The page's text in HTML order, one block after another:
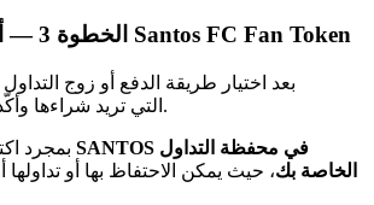
الخطوة أكمل عملية شراء Santos FC Fan Token
بعد اختيار طريقة الدفع أو زوج
SANTOS التي تريد شراءها وأكّد المعاملة.
SANTOS في محفظة التداول
الخاصة بك، حيث يمكن الاحتفاظ بها أو